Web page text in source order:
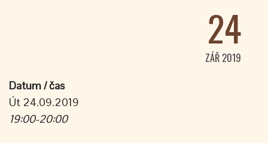
24
ZÁŘ 2019
Datum / čas
Út 24.09.2019
19:00-20:00